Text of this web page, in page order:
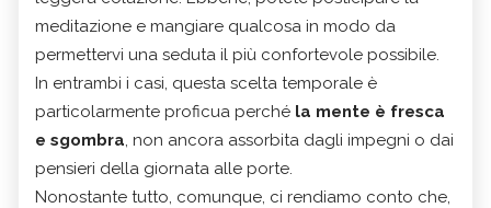
meditazione e mangiare qualcosa in modo da
permettervi una seduta il più confortevole possibile.
In entrambi i casi, questa scelta temporale è
particolarmente proficua perché la mente è fresca
e sgombra, non ancora assorbita dagli impegni o dai
pensieri della giornata alle porte.
Nonostante tutto, comunque, ci rendiamo conto che,